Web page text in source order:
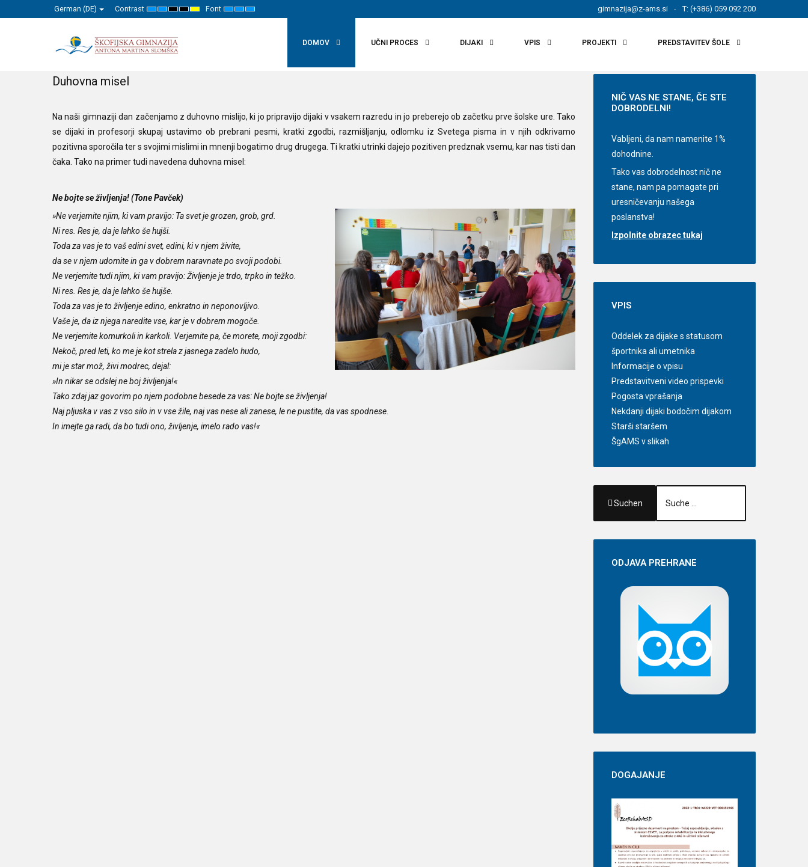
German (DE) Contrast
Default
mode
Night
mode
High
Contrast
mode
High
Contrast
High
Contrast
Font
Set
Smaller
Set
Default
Set
Larger
gimnazija@z-ams.si T: (+386) 059 092 200
DOMOV UČNI PROCES DIJAKI VPIS PROJEKTI PREDSTAVITEV ŠOLE
Duhovna misel
Na naši gimnaziji dan začenjamo z duhovno mislijo, ki jo pripravijo dijaki v vsakem razredu in jo preberejo ob začetku prve šolske ure. Tako
se dijaki in profesorji skupaj ustavimo ob prebrani pesmi, kratki zgodbi, razmišljanju, odlomku iz Svetega pisma in v njih odkrivamo
pozitivna sporočila ter s svojimi mislimi in mnenji bogatimo drug drugega. Ti kratki utrinki dajejo pozitiven predznak vsemu, kar nas tisti dan
čaka. Tako na primer tudi navedena duhovna misel:
Ne bojte se življenja! (Tone Pavček)
»Ne verjemite njim, ki vam pravijo: Ta svet je grozen, grob, grd.
Ni res. Res je, da je lahko še hujši.
Toda za vas je to vaš edini svet, edini, ki v njem živite,
da se v njem udomite in ga v dobrem naravnate po svoji podobi.
Ne verjemite tudi njim, ki vam pravijo: Življenje je trdo, trpko in težko.
Ni res. Res je, da je lahko še hujše.
Toda za vas je to življenje edino, enkratno in neponovljivo.
Vaše je, da iz njega naredite vse, kar je v dobrem mogoče.
Ne verjemite komurkoli in karkoli. Verjemite pa, če morete, moji zgodbi:
Nekoč, pred leti, ko me je kot strela z jasnega zadelo hudo,
mi je star mož, živi modrec, dejal:
»In nikar se odslej ne boj življenja!«
Tako zdaj jaz govorim po njem podobne besede za vas: Ne bojte se življenja!
Naj pljuska v vas z vso silo in v vse žile, naj vas nese ali zanese, le ne pustite, da vas spodnese.
In imejte ga radi, da bo tudi ono, življenje, imelo rado vas!«
NIČ VAS NE STANE, ČE STE
DOBRODELNI!
Vabljeni, da nam namenite 1%
dohodnine.
Tako vas dobrodelnost nič ne
stane, nam pa pomagate pri
uresničevanju našega
poslanstva!
Izpolnite obrazec tukaj
VPIS
Oddelek za dijake s statusom
športnika ali umetnika
Informacije o vpisu
Predstavitveni video prispevki
Pogosta vprašanja
Nekdanji dijaki bodočim dijakom
Starši staršem
ŠgAMS v slikah
Suchen
ODJAVAPREHRANE
DOGAJANJE